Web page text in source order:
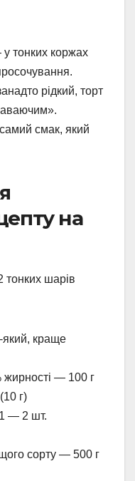
тонких коржах
рідкий, торт
смак, який
на
тонких шарів
який, краще
— 100 г
г)
— 2 шт.
сорту — 500 г